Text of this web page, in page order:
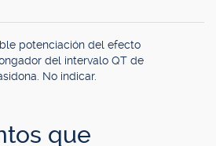
potenciación del efecto
del intervalo QT de
No indicar.
que